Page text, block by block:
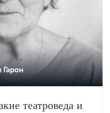
Гарон
театроведа и